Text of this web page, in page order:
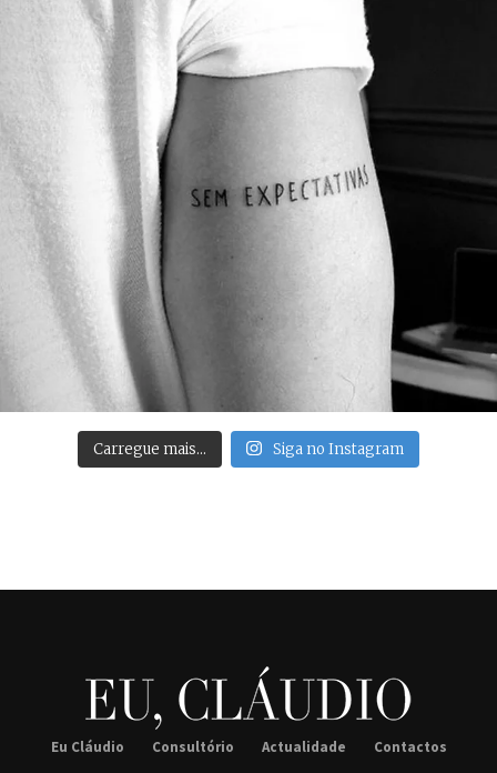
Carregue mais… Siga no Instagram
Eu Cláudio Consultório Actualidade Contactos